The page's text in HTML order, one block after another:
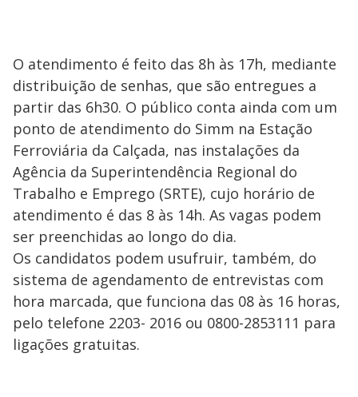
O atendimento é feito das 8h às 17h, mediante
distribuição de senhas, que são entregues a
partir das 6h30. O público conta ainda com um
ponto de atendimento do Simm na Estação
Ferroviária da Calçada, nas instalações da
Agência da Superintendência Regional do
Trabalho e Emprego (SRTE), cujo horário de
atendimento é das 8 às 14h. As vagas podem
ser preenchidas ao longo do dia.
Os candidatos podem usufruir, também, do
sistema de agendamento de entrevistas com
hora marcada, que funciona das 08 às 16 horas,
pelo telefone 2203- 2016 ou 0800-2853111 para
ligações gratuitas.